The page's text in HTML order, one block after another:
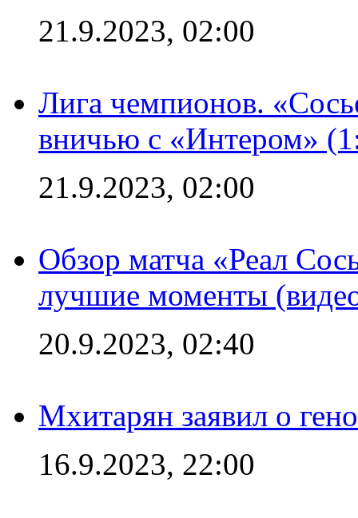
21.9.2023, 02:00
Лига чемпионов.
вничью с «Интером»
21.9.2023, 02:00
Обзор матча «Реал
лучшие моменты
20.9.2023, 02:40
Мхитарян заявил о
16.9.2023, 22:00